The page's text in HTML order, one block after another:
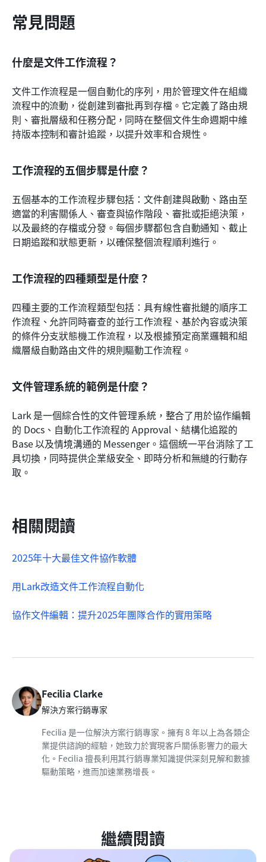
常見問題
什麼是文件工作流程？
文件工作流程是一個自動化的序列，用於管理文件在組織
流程中的流動，從創建到審批再到存檔。它定義了路由規
則、審批層級和任務分配，同時在整個文件生命週期中維
持版本控制和審計追蹤，以提升效率和合規性。
工作流程的五個步驟是什麼？
五個基本的工作流程步驟包括：文件創建與啟動、路由至
適當的利害關係人、審查與協作階段、審批或拒絕決策，
以及最終的存檔或分發。每個步驟都包含自動通知、截止
日期追蹤和狀態更新，以確保整個流程順利進行。
工作流程的四種類型是什麼？
四種主要的工作流程類型包括：具有線性審批鏈的順序工
作流程、允許同時審查的並行工作流程、基於內容或決策
的條件分支狀態機工作流程，以及根據預定商業邏輯和組
織層級自動路由文件的規則驅動工作流程。
文件管理系統的範例是什麼？
Lark 是一個綜合性的文件管理系統，整合了用於協作編輯
的 Docs、自動化工作流程的 Approval、結構化追蹤的
Base 以及情境溝通的 Messenger。這個統一平台消除了工
具切換，同時提供企業級安全、即時分析和無縫的行動存
取。
相關閱讀
2025年十大最佳文件協作軟體
用Lark改造文件工作流程自動化
協作文件編輯：提升2025年團隊合作的實用策略
Fecilia Clarke
解決方案行銷專家
Fecilia 是一位解決方案行銷專家。擁有 8 年以上為各類企
業提供諮詢的經驗，她致力於實現客戶關係影響力的最大
化。Fecilia 擅長利用其行銷專業知識提供深刻見解和數據
驅動策略，進而加速業務增長。
繼續閱讀